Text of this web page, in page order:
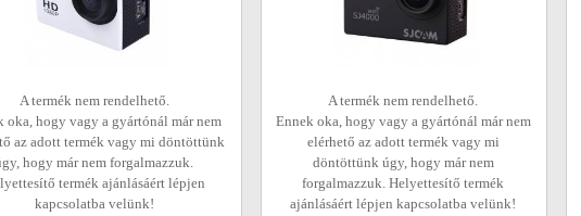
A termék nem rendelhető.
oka, hogy vagy a gyártónál már nem
az adott termék vagy mi döntöttünk
hogy már nem forgalmazzuk.
termék ajánlásáért lépjen
kapcsolatba velünk!
A termék nem rendelhető.
Ennek oka, hogy vagy a gyártónál már nem
elérhető az adott termék vagy mi
döntöttünk úgy, hogy már nem
forgalmazzuk. Helyettesítő termék
ajánlásáért lépjen kapcsolatba velünk!